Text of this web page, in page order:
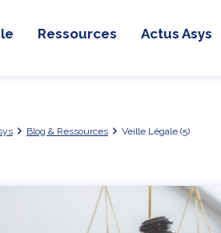
Ressources Actus Asys
Blog & Ressources Veille Légale (5)